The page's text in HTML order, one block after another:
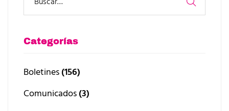
Categorías
Boletines(156)
Comunicados(3)